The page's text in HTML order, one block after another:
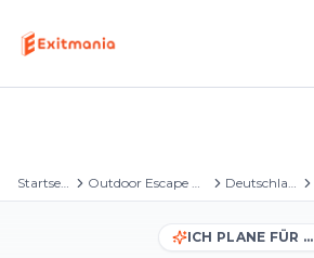
Startseite Outdoor Escape Games Deutschland
ICH PLANE FÜR …